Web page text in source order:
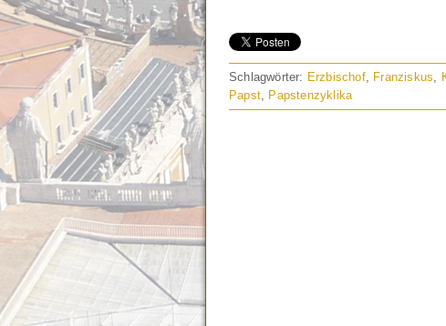
Schlagwörter: Erzbischof, Franziskus,
Papst, Papstenzyklika